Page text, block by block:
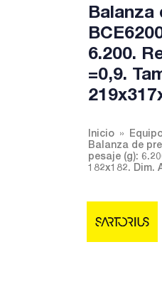
Balanza
6.200.
=0,9.
Inicio
Balanza de
pesaje (g):
182x182. Dim.